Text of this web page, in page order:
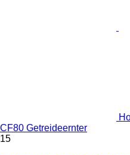
CF80 Getreideernter
15